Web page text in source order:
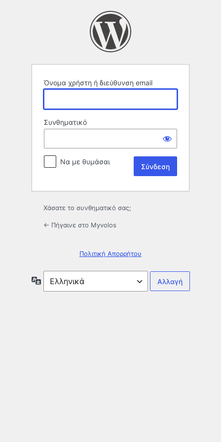
Όνομα χρήστη ή διεύθυνση email
Συνθηματικό
Να με θυμάσαι
Χάσατε το συνθηματικό σας;
← Πήγαινε στο Myvolos
Πολιτική Απορρήτου
Γλώσσα